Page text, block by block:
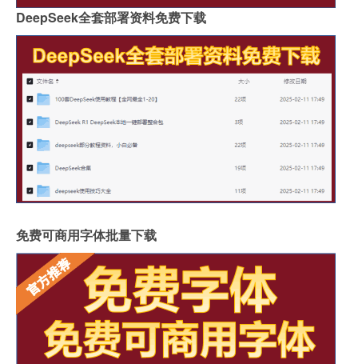
DeepSeek全套部署资料免费下载
免费可商用字体批量下载